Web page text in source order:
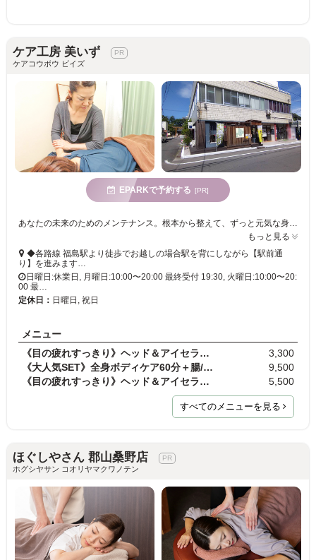
ケア工房 美いず
ケアコウボウ ビイズ
EPARKで予約する [PR]
あなたの未来のためのメンテナンス。根本から整えて、ずっと元気な身体へ。日々変化する身体の状態を見極め、ひとりひとりの身体に合わせたアプローチ!
もっと見る
◆各路線 福島駅より徒歩でお越しの場合駅を背にしながら【駅前通
り】を進みます…
日曜日:休業日, 月曜日:10:00〜20:00 最終受付 19:30, 火曜日:10:00〜20:
00 最…
定休日： 日曜日, 祝日
メニュー
《目の疲れすっきり》ヘッド＆アイセラピー基本コー…
3,300
《大人気SET》全身ボディケア60分＋腸/内臓セラピー3…
9,500
《目の疲れすっきり》ヘッド＆アイセラピーじっくり…
5,500
すべてのメニューを見る
ほぐしやさん 郡山桑野店
ホグシヤサン コオリヤマクワノテン